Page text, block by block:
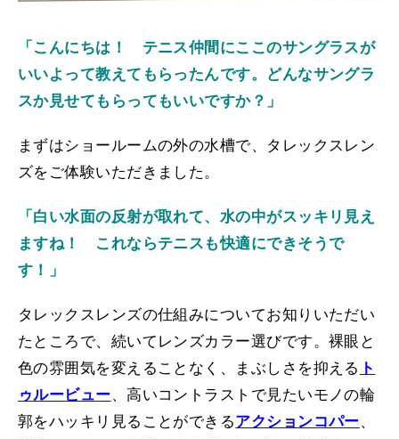
「こんにちは！ テニス仲間にここのサングラスが
いいよって教えてもらったんです。どんなサングラ
スか見せてもらってもいいですか？」
まずはショールームの外の水槽で、タレックスレン
ズをご体験いただきました。
「白い水面の反射が取れて、水の中がスッキリ見え
ますね！ これならテニスも快適にできそうで
す！」
タレックスレンズの仕組みについてお知りいただい
たところで、続いてレンズカラー選びです。裸眼と
色の雰囲気を変えることなく、まぶしさを抑える ト
ゥルービュー、高いコントラストで見たいモノの輪
郭をハッキリ見ることができるアクションコパー、